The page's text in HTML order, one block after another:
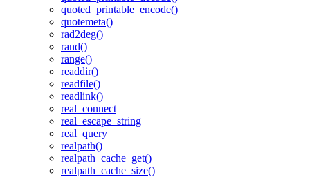
quoted_printable_encode()
quotemeta()
rad2deg()
rand()
range()
readdir()
readfile()
readlink()
real_connect
real_escape_string
real_query
realpath()
realpath_cache_get()
realpath_cache_size()